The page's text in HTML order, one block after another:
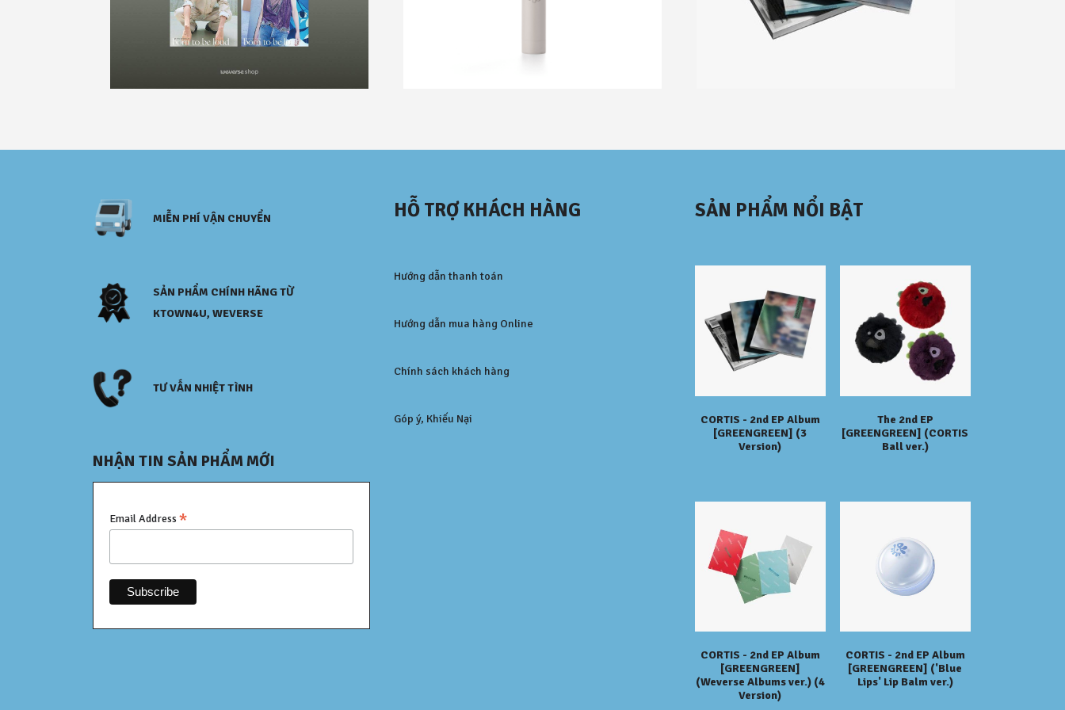
.
MIỄN PHÍ VẬN CHUYỂN
SẢN PHẨM CHÍNH HÃNG TỪ
KTOWN4U, WEVERSE
TƯ VẤN NHIỆT TÌNH
NHẬN TIN SẢN PHẨM MỚI
Email Address *
HỖ TRỢ KHÁCH HÀNG
Hướng dẫn thanh toán
Hướng dẫn mua hàng Online
Chính sách khách hàng
Góp ý, Khiếu Nại
SẢN PHẨM NỔI BẬT
CORTIS - 2nd EP Album
[GREENGREEN] (3
Version)
The 2nd EP
[GREENGREEN] (CORTIS
Ball ver.)
CORTIS - 2nd EP Album
[GREENGREEN]
(Weverse Albums ver.) (4
Version)
CORTIS - 2nd EP Album
[GREENGREEN] ('Blue
Lips' Lip Balm ver.)